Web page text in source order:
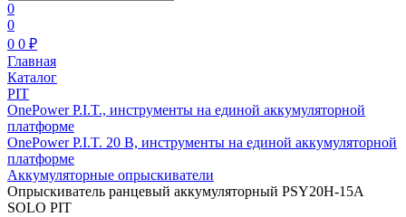
0
0
0 0 ₽
Главная
Каталог
PIT
OnePower P.I.T., инструменты на единой аккумуляторной
платформе
OnePower P.I.T. 20 В, инструменты на единой аккумуляторной
платформе
Аккумуляторные опрыскиватели
Опрыскиватель ранцевый аккумуляторный PSY20H-15A
SOLO PIT